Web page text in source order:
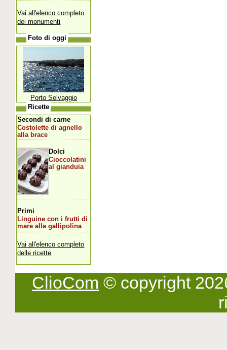
Vai all'elenco completo
dei monumenti
Foto di oggi
Porto Selvaggio
Ricette
Secondi di carne
Costolette di agnello
alla brace
Dolci
Cioccolatini
al gianduia
Primi
Linguine con i frutti di
mare alla gallipolina
Vai all'elenco completo
delle ricette
ClioCom © copyright